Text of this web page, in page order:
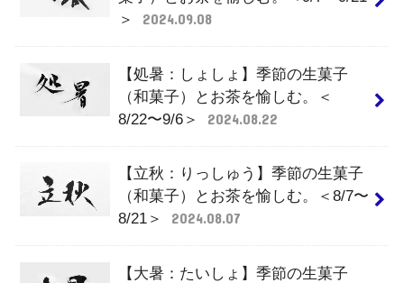
＞
2024.09.08
【処暑：しょしょ】季節の生菓子
（和菓子）とお茶を愉しむ。＜
8/22〜9/6＞
2024.08.22
【立秋：りっしゅう】季節の生菓子
（和菓子）とお茶を愉しむ。＜8/7〜
8/21＞
2024.08.07
【大暑：たいしょ】季節の生菓子